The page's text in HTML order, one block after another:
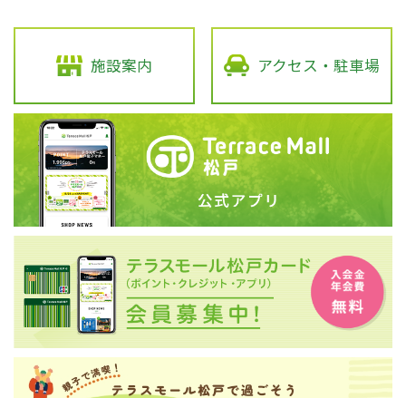
施設案内 アクセス・駐車場